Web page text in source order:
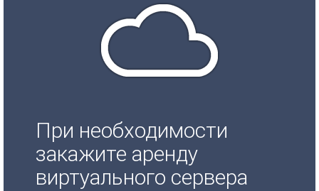
При необходимости
закажите аренду
виртуального сервера